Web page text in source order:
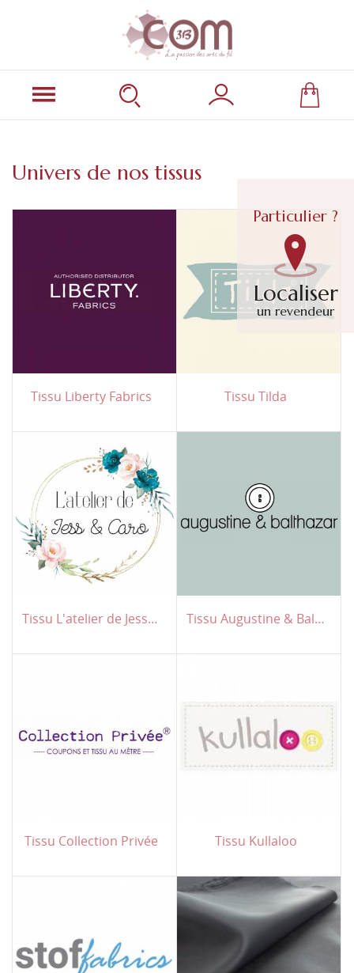
Particulier ?
Localiser
un revendeur
Univers de nos tissus
Tissu Liberty Fabrics Tissu Tilda
Tissu L'atelier de Jess & Caro Tissu Augustine & Balthazar
Tissu Collection Privée Tissu Kullaloo